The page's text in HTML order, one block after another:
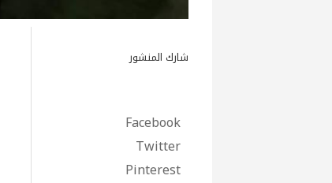
شارك المنشور
Facebook
Twitter
Pinterest